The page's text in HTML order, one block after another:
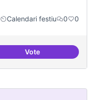
Calendari festiu 0 0
VotePlaça del